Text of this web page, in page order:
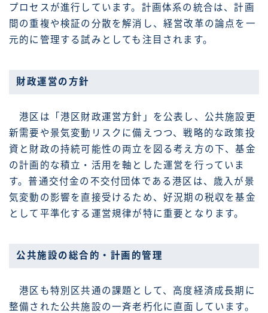
プロセスが進行しています。計画体系の統合は、計画
間の重複や検証の分散を解消し、経営改革の論点を一
元的に管理する試みとしても注目されます。
財政運営の方針
港区は「港区財政運営方針」を公表し、公共施設更
新需要や景気変動リスクに備えつつ、戦略的な政策投
資と財政の持続可能性の両立を図る考え方の下、基金
の計画的な積立・活用を軸とした運営を行っていま
す。普通交付金の不交付団体である港区は、歳入が景
気変動の影響を直接受けるため、好況期の税収を基金
として平準化する運営規律が特に重要となります。
公共施設の総合的・計画的管理
港区も特別区共通の課題として、高度経済成長期に
整備された公共施設の一斉老朽化に直面しています。